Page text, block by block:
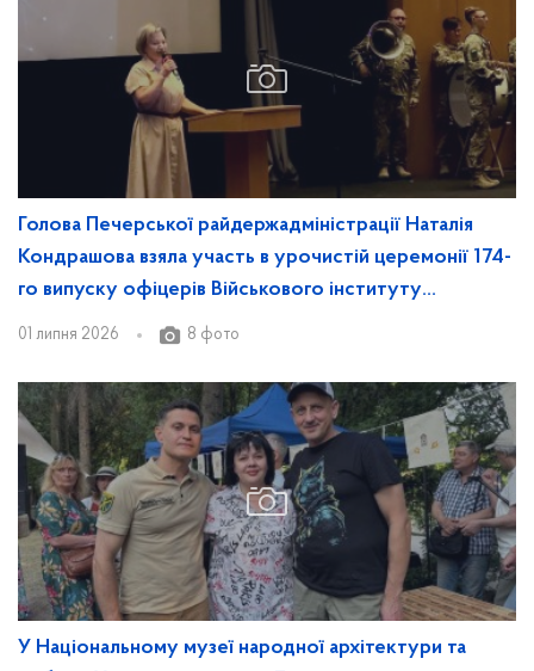
Голова Печерської райдержадміністрації Наталія
Кондрашова взяла участь в урочистій церемонії 174-
го випуску офіцерів Військового інституту
телекомунікацій та інформатизації імені Героїв Крут.
01 липня 2026 8 фото
У Національному музеї народної архітектури та